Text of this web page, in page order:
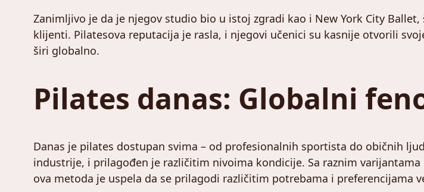
Zanimljivo je da je njegov studio bio u istoj zgradi kao i New York City
klijenti. Pilatesova reputacija je rasla, i njegovi učenici su kasnije otvorili
širi globalno.
Pilates danas: Globalni
Danas je pilates dostupan svima – od profesionalnih sportista do običnih
industrije, i prilagođen je različitim nivoima kondicije. Sa raznim
ova metoda je uspela da se prilagodi različitim potrebama i preferencijama